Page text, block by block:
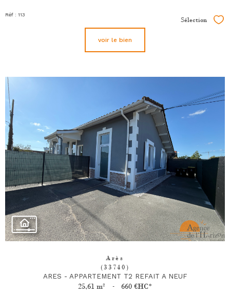
Réf : 113
Sélection
voir le bien
Arès
(33740)
ARES - APPARTEMENT T2 REFAIT A NEUF
25,61 m² - 660 €HC*